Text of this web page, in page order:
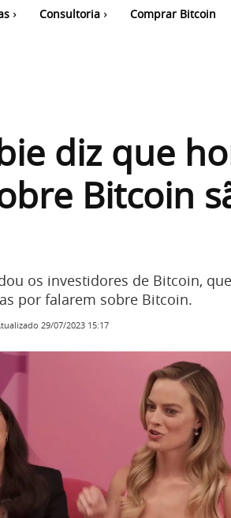
Consultoria Comprar Bitcoin
diz que
Bitcoin
os investidores de Bitcoin,
por falarem sobre Bitcoin.
29/07/2023 15:17